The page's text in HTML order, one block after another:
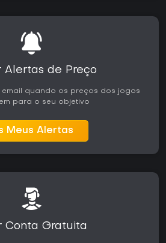
Alertas de Preço
quando os preços dos jogos
para o seu objetivo
Meus Alertas
Conta Gratuita